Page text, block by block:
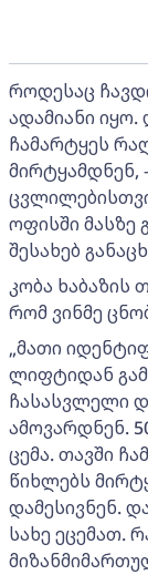
როდესაც
ადამიანი იყო.
ჩამარტყეს
მირტყამდნენ,
ოფისში მასზე
შესახებ
კობა ხაბაზის
რომ ვინმე
„მათი
ლიფტიდან
ჩასასვლელი
ამოვარდნენ.
ცემა. თავში
წიხლებს
დამესივნენ.
სახე ეცემათ.